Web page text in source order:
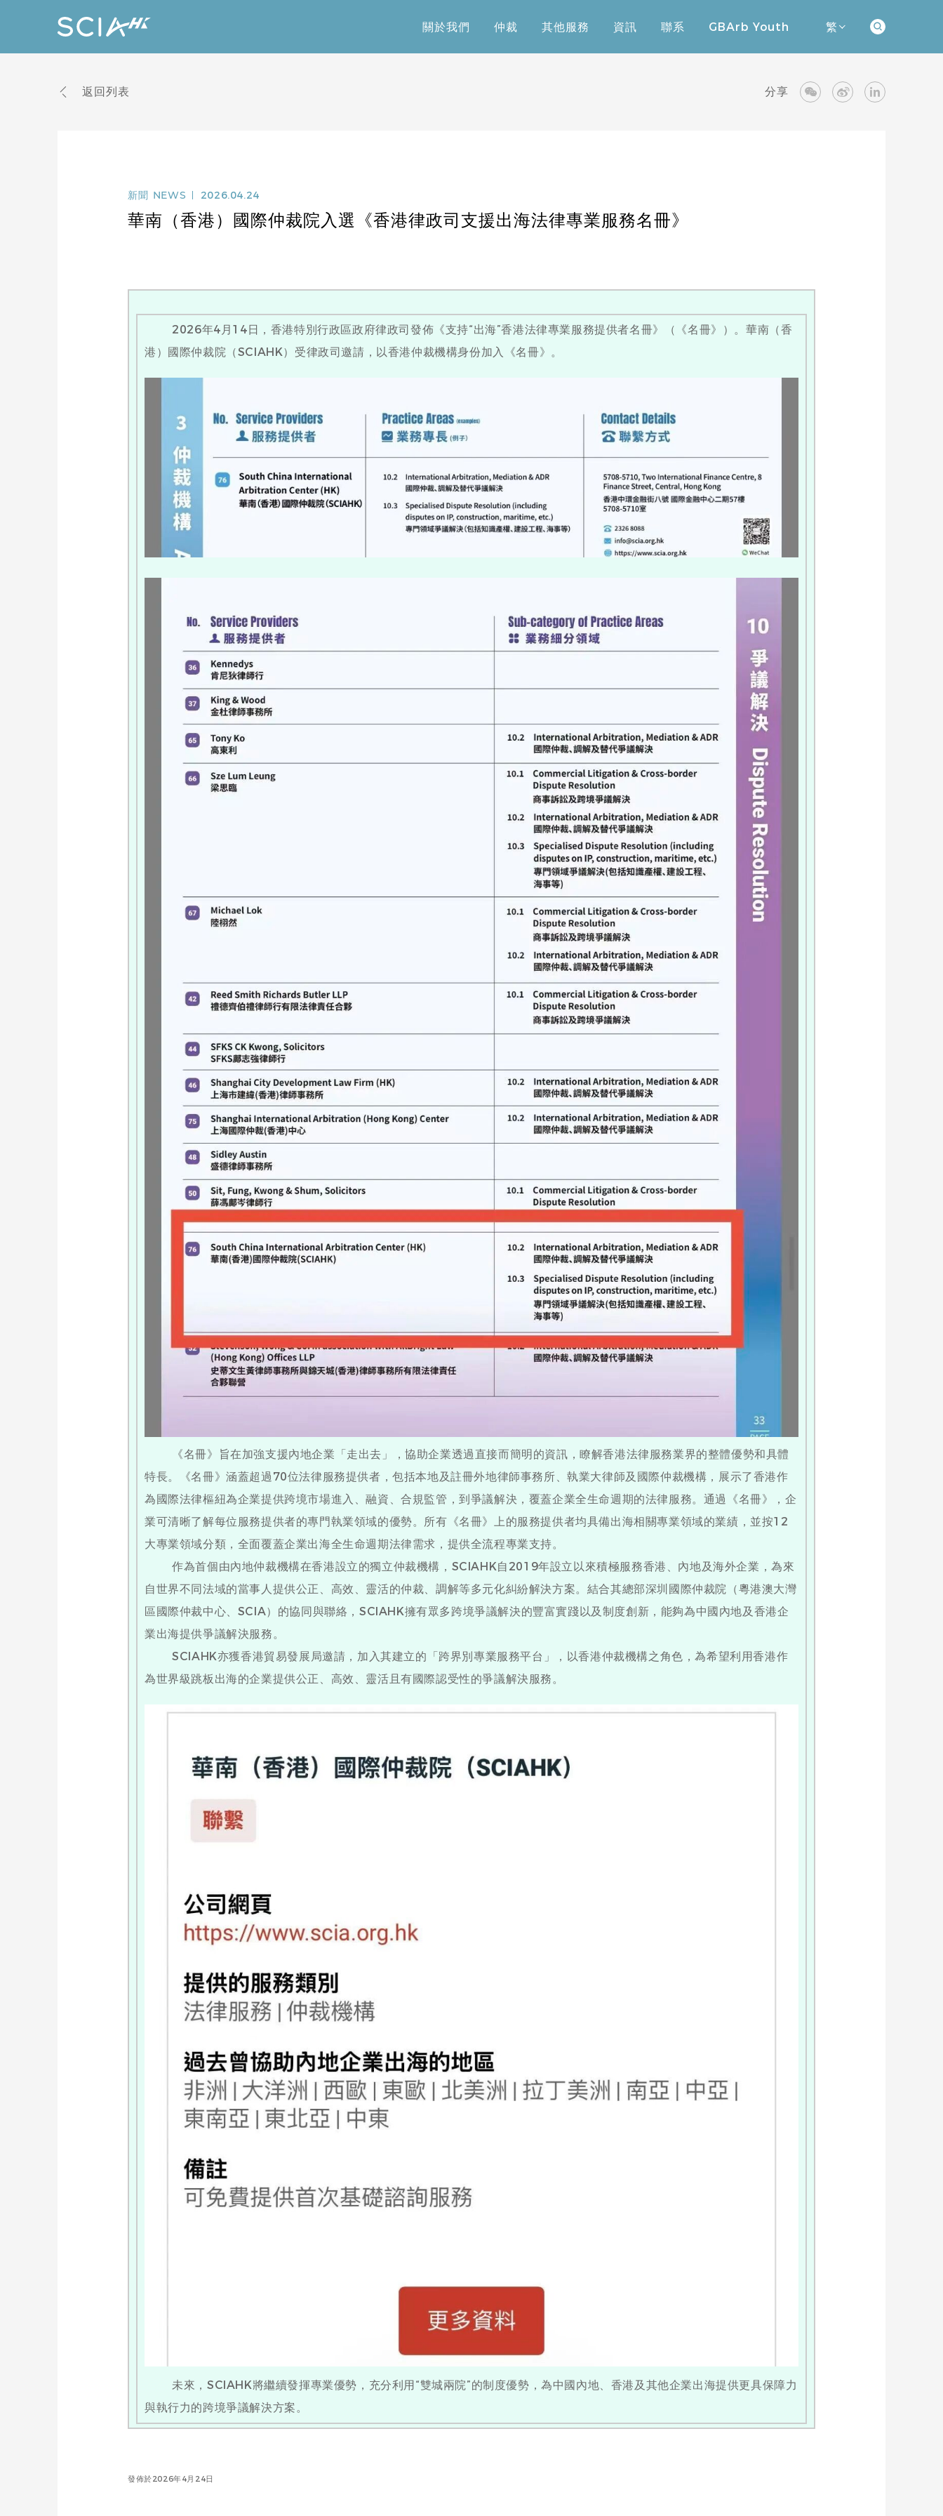
關於我們
仲裁
其他服務
資訊
聯系
GBArb Youth
繁
返回列表 分享
新聞 NEWS 2026.04.24
華南（香港）國際仲裁院入選《香港律政司支援出海法律專業服務名冊》
2026年4月14日，香港特別行政區政府律政司發佈《支持“出海”香港法律專業服務提供者名冊》（《名冊》）。華南（香
港）國際仲裁院（SCIAHK）受律政司邀請，以香港仲裁機構身份加入《名冊》。
《名冊》旨在加強支援內地企業「走出去」，協助企業透過直接而簡明的資訊，瞭解香港法律服務業界的整體優勢和具體
特長。《名冊》涵蓋超過70位法律服務提供者，包括本地及註冊外地律師事務所、執業大律師及國際仲裁機構，展示了香港作
為國際法律樞紐為企業提供跨境市場進入、融資、合規監管，到爭議解決，覆蓋企業全生命週期的法律服務。通過《名冊》，企
業可清晰了解每位服務提供者的專門執業領域的優勢。所有《名冊》上的服務提供者均具備出海相關專業領域的業績，並按12
大專業領域分類，全面覆蓋企業出海全生命週期法律需求，提供全流程專業支持。
作為首個由內地仲裁機構在香港設立的獨立仲裁機構，SCIAHK自2019年設立以來積極服務香港、內地及海外企業，為來
自世界不同法域的當事人提供公正、高效、靈活的仲裁、調解等多元化糾紛解決方案。結合其總部深圳國際仲裁院（粵港澳大灣
區國際仲裁中心、SCIA）的協同與聯絡，SCIAHK擁有眾多跨境爭議解決的豐富實踐以及制度創新，能夠為中國內地及香港企
業出海提供爭議解決服務。
SCIAHK亦獲香港貿易發展局邀請，加入其建立的「跨界別專業服務平台」，以香港仲裁機構之角色，為希望利用香港作
為世界級跳板出海的企業提供公正、高效、靈活且有國際認受性的爭議解決服務。
未來，SCIAHK將繼續發揮專業優勢，充分利用“雙城兩院”的制度優勢，為中國內地、香港及其他企業出海提供更具保障力
與執行力的跨境爭議解決方案。
發佈於2026年4月24日